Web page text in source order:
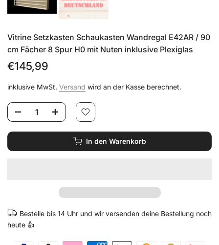
Vitrine Setzkasten Schaukasten Wandregal E42AR / 90
cm Fächer 8 Spur H0 mit Nuten inklusive Plexiglas
€145,99
inklusive MwSt. Versand wird an der Kasse berechnet.
In den Warenkorb
Bestelle bis 14 Uhr und wir versenden deine Bestellung noch
heute 👍